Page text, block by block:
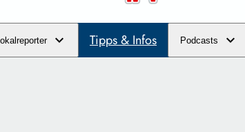
Tipps & Infos Podcasts